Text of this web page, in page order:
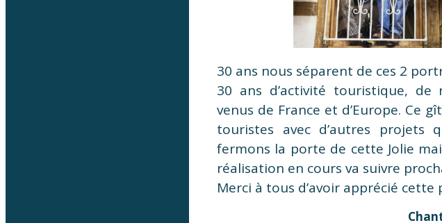
30 ans nous séparent de ces 2
30 ans d’activité touristique, de
venus de France et d’Europe. Ce
touristes avec d’autres projets
fermons la porte de cette Jolie
réalisation en cours va suivre
Merci à tous d’avoir apprécié cette